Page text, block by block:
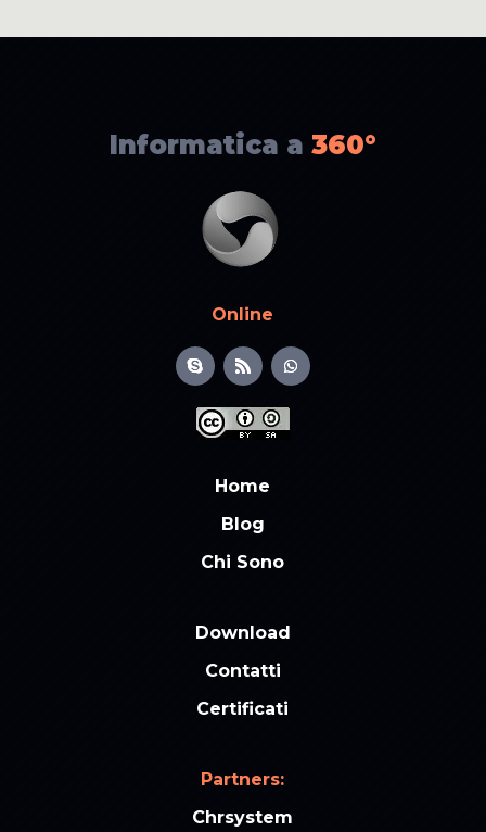
Informatica a 360°
Online
Home
Blog
Chi Sono
Download
Contatti
Certificati
Partners:
Chrsystem